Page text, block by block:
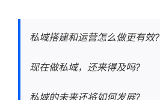
私域搭建和运营怎么做更有效?
现在做私域，还来得及吗?
私域的未来还将如何发展?